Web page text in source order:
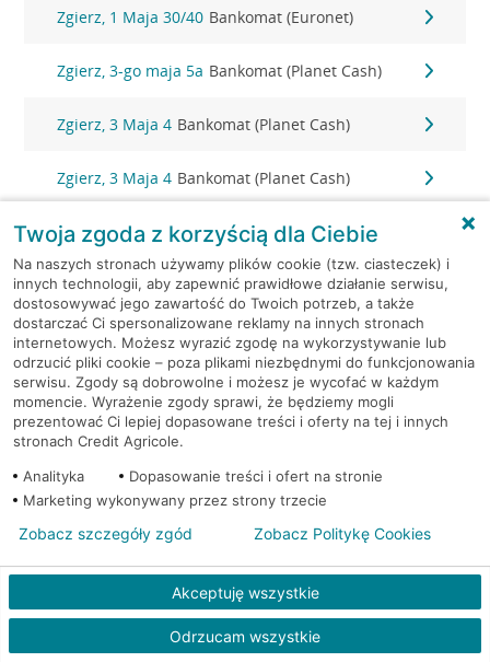
Zgierz, 1 Maja 30/40 Bankomat (Euronet)
Zgierz, 3-go maja 5a Bankomat (Planet Cash)
Zgierz, 3 Maja 4 Bankomat (Planet Cash)
Zgierz, 3 Maja 4 Bankomat (Planet Cash)
Zgierz, Armii Krajowej 2 Bankomat (Planet Cash)
Zgierz, Tuwima 20 Bankomat (Planet Cash)
Zgierz, ul. 3 Maja 4 Bankomat (Euronet)
Zgierz, ul. 3 Maja 4 Bankomat (Euronet)
Zgierz, ul. Armii Krajowej 10
Zgierz, ul. Długa 7 Bankomat w placówce CA BP
Zgierz, ul. Gałczyńskiego 40 Bankomat (Euronet)
Twoja zgoda z korzyścią dla Ciebie
Na naszych stronach używamy plików cookie (tzw. ciasteczek) i
innych technologii, aby zapewnić prawidłowe działanie serwisu,
dostosowywać jego zawartość do Twoich potrzeb, a także
dostarczać Ci spersonalizowane reklamy na innych stronach
internetowych. Możesz wyrazić zgodę na wykorzystywanie lub
odrzucić pliki cookie – poza plikami niezbędnymi do funkcjonowania
serwisu. Zgody są dobrowolne i możesz je wycofać w każdym
momencie. Wyrażenie zgody sprawi, że będziemy mogli
prezentować Ci lepiej dopasowane treści i oferty na tej i innych
stronach Credit Agricole.
Analityka
Dopasowanie treści i ofert na stronie
Marketing wykonywany przez strony trzecie
Akceptuję wszystkie
Odrzucam wszystkie
Zobacz szczegóły zgód Zobacz Politykę Cookies